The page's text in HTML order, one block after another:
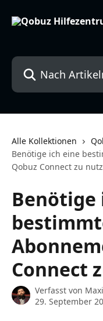
Nach Artikeln suchen
Alle Kollektionen
Benötige ich eine
Qobuz Connect zu
Benötige
Connect
Verfasst von
29. September